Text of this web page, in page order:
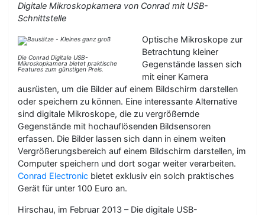
Digitale Mikroskopkamera von Conrad mit USB-
Schnittstelle
Die Conrad Digitale USB-
Mikroskopkamera bietet praktische
Features zum günstigen Preis.
Optische Mikroskope zur
Betrachtung kleiner
Gegenstände lassen sich
mit einer Kamera
ausrüsten, um die Bilder auf einem Bildschirm darstellen
oder speichern zu können. Eine interessante Alternative
sind digitale Mikroskope, die zu vergrößernde
Gegenstände mit hochauflösenden Bildsensoren
erfassen. Die Bilder lassen sich dann in einem weiten
Vergrößerungsbereich auf einem Bildschirm darstellen, im
Computer speichern und dort sogar weiter verarbeiten.
Conrad Electronic bietet exklusiv ein solch praktisches
Gerät für unter 100 Euro an.
Hirschau, im Februar 2013 – Die digitale USB-